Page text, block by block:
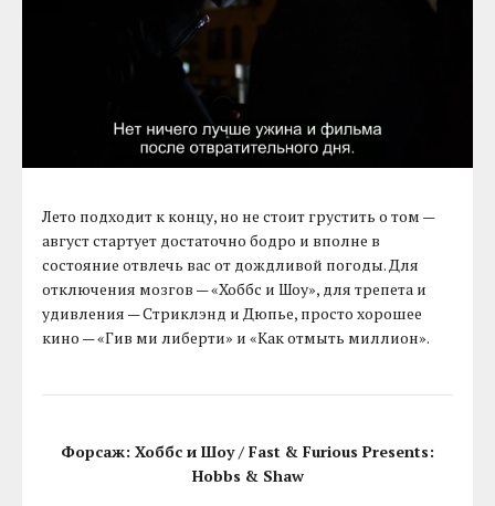
Лето подходит к концу, но не стоит грустить о том —
август стартует достаточно бодро и вполне в
состояние отвлечь вас от дождливой погоды. Для
отключения мозгов — «Хоббс и Шоу», для трепета и
удивления — Стриклэнд и Дюпье, просто хорошее
кино — «Гив ми либерти» и «Как отмыть миллион».
Форсаж: Хоббс и Шоу / Fast & Furious Presents:
Hobbs & Shaw